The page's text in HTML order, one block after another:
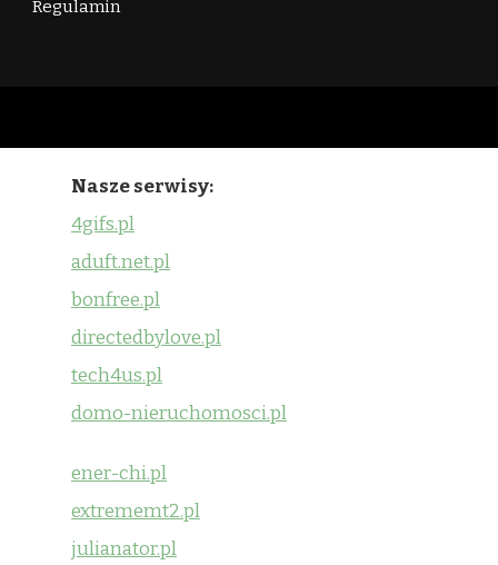
Regulamin
Nasze serwisy:
4gifs.pl
aduft.net.pl
bonfree.pl
directedbylove.pl
tech4us.pl
domo-nieruchomosci.pl
ener-chi.pl
extrememt2.pl
julianator.pl